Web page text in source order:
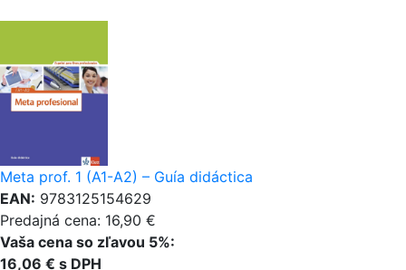
Meta prof. 1 (A1-A2) – Guía didáctica
EAN: 9783125154629
Predajná cena: 16,90 €
Vaša cena so zľavou 5%:
16,06 € s DPH